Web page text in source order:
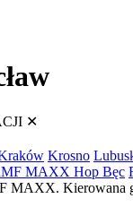
✕
Krosno
MAXX Hop Bęc
MAXX. Kierowana